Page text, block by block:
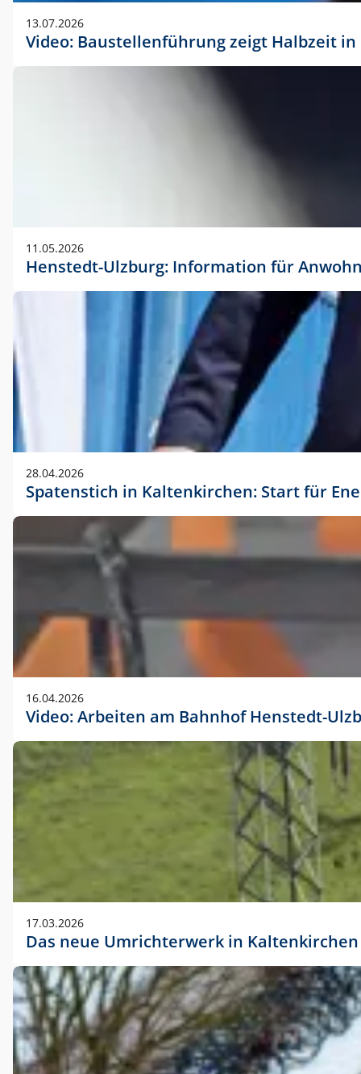
13.07.2026
Video: Baustellenführung zeigt Halbzeit
11.05.2026
Henstedt-Ulzburg: Information für
28.04.2026
Spatenstich in Kaltenkirchen: Start für
16.04.2026
Video: Arbeiten am Bahnhof Henstedt-
17.03.2026
Das neue Umrichterwerk in Kaltenkirchen